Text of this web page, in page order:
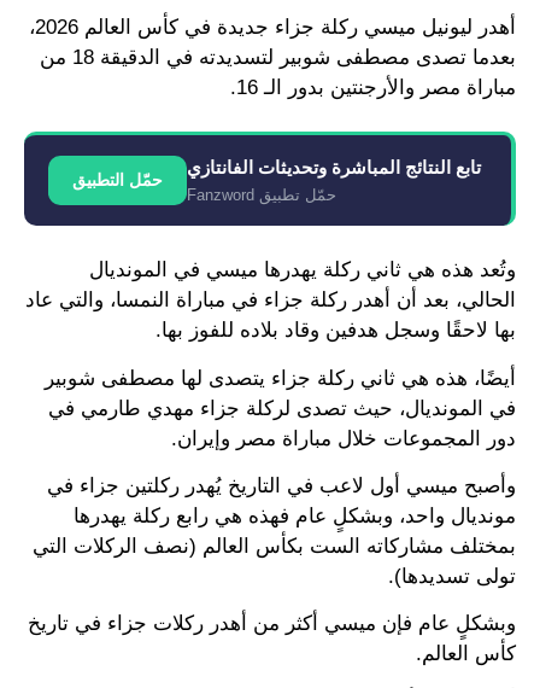
أهدر ليونيل ميسي ركلة جزاء جديدة في كأس العالم 2026،
بعدما تصدى مصطفى شوبير لتسديدته في الدقيقة 18 من
مباراة مصر والأرجنتين بدور الـ 16.
تابع النتائج المباشرة وتحديثات الفانتازي
حمّل تطبيق Fanzword
حمّل التطبيق
وتُعد هذه هي ثاني ركلة يهدرها ميسي في المونديال
الحالي، بعد أن أهدر ركلة جزاء في مباراة النمسا، والتي عاد
بها لاحقًا وسجل هدفين وقاد بلاده للفوز بها.
أيضًا، هذه هي ثاني ركلة جزاء يتصدى لها مصطفى شوبير
في المونديال، حيث تصدى لركلة جزاء مهدي طارمي في
دور المجموعات خلال مباراة مصر وإيران.
وأصبح ميسي أول لاعب في التاريخ يُهدر ركلتين جزاء في
مونديال واحد، وبشكلٍ عام فهذه هي رابع ركلة يهدرها
بمختلف مشاركاته الست بكأس العالم (نصف الركلات التي
تولى تسديدها).
وبشكلٍ عام فإن ميسي أكثر من أهدر ركلات جزاء في تاريخ
كأس العالم.